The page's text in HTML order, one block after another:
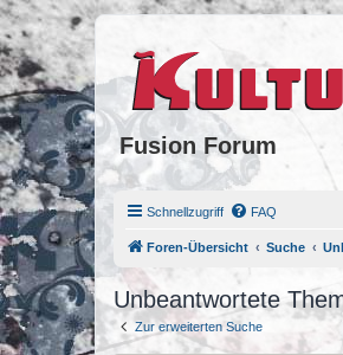
Fusion Forum
Schnellzugriff FAQ
Foren-Übersicht Suche
Unbeantwortete
Zur erweiterten Suche